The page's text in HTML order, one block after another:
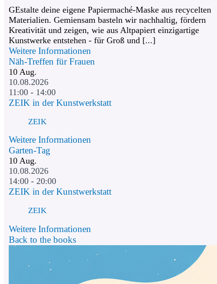
GEstalte deine eigene Papiermaché-Maske aus recycelten
Materialien. Gemiensam basteln wir nachhaltig, fördern
Kreativität und zeigen, wie aus Altpapiert einzigartige
Kunstwerke entstehen - für Groß und [...]
Weitere Informationen
Näh-Treffen für Frauen
10 Aug.
10.08.2026
11:00 - 14:00
ZEIK in der Kunstwerkstatt
ZEIK
Weitere Informationen
Garten-Tag
10 Aug.
10.08.2026
14:00 - 20:00
ZEIK in der Kunstwerkstatt
ZEIK
Weitere Informationen
Back to the books